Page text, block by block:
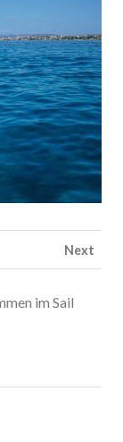
Next
im Sail